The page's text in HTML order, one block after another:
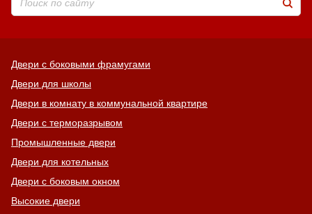
Двери с боковыми фрамугами
Двери для школы
Двери в комнату в коммунальной квартире
Двери с терморазрывом
Промышленные двери
Двери для котельных
Двери с боковым окном
Высокие двери